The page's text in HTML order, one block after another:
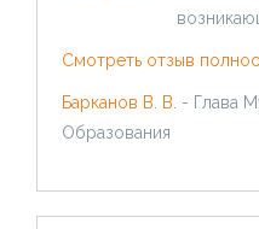
Смотреть отзыв
Барканов В. В. - Глава
Образования